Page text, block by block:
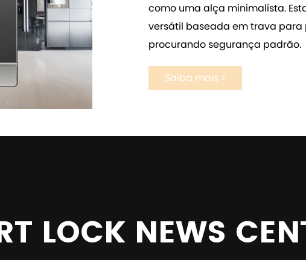
como uma alça minimalista.
versátil baseada em trava para
procurando segurança padrão.
Saiba mais >
LOCK NEWS